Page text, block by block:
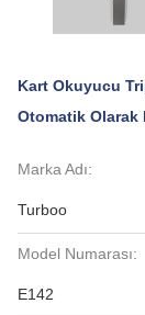
Kart Okuyucu
Otomatik Olarak
Marka Adı:
Turboo
Model Numarası:
E142